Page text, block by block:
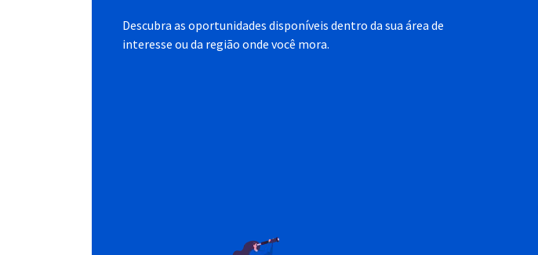
Descubra as oportunidades disponíveis dentro da sua área de
interesse ou da região onde você mora.